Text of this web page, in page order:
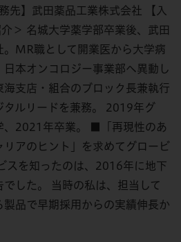
先】武田薬品工業株式会社 【入
＞ 名城大学薬学部卒業後、武田
。MR職として開業医から大学病
日本オンコロジー事業部へ異動し
支店・組合のブロック長兼執行
タルリードを兼務。 2019年グ
、2021年卒業。 ■「再現性のあ
アのヒント」を求めてグロービ
スを知ったのは、2016年に地下
した。 当時の私は、担当して
製品で早期採用からの実績伸長か